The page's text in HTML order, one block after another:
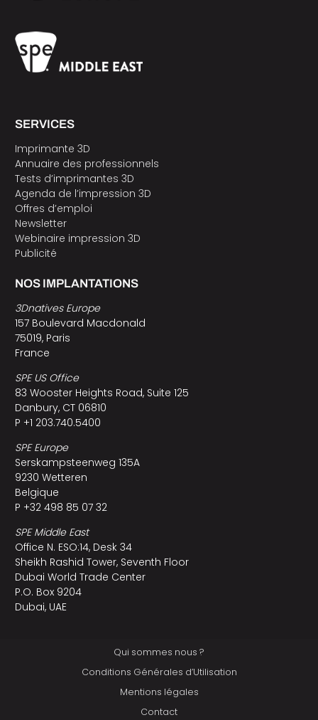
SERVICES
Imprimante 3D
Annuaire des professionnels
Tests d’imprimantes 3D
Agenda de l’impression 3D
Offres d’emploi
Newsletter
Webinaire impression 3D
Publicité
NOS IMPLANTATIONS
3Dnatives Europe
157 Boulevard Macdonald
75019, Paris
France
SPE US Office
83 Wooster Heights Road, Suite 125
Danbury, CT 06810
P +1 203.740.5400
SPE Europe
Serskampsteenweg 135A
9230 Wetteren
Belgique
P +32 498 85 07 32
SPE Middle East
Office N. ESO:14, Desk 34
Sheikh Rashid Tower, Seventh Floor
Dubai World Trade Center
P.O. Box 9204
Dubai, UAE
Qui sommes nous ?
Conditions Générales d’Utilisation
Mentions légales
Contact